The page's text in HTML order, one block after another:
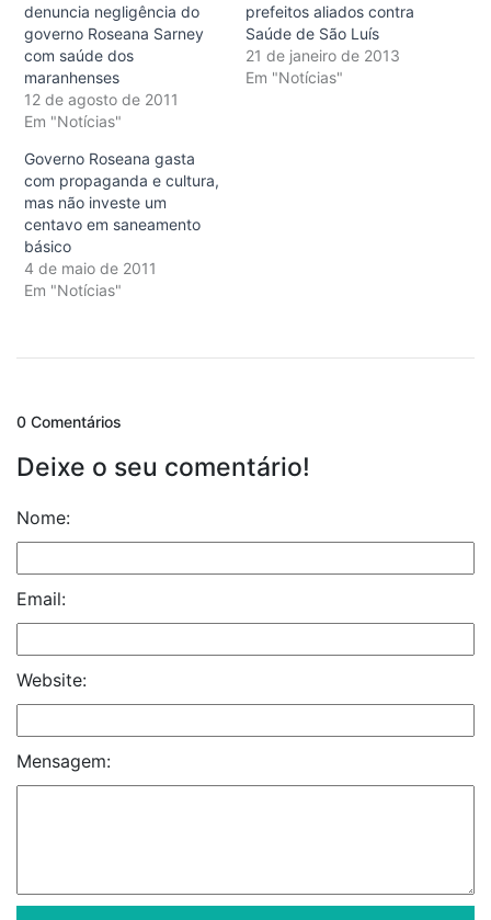
denuncia negligência do
governo Roseana Sarney
com saúde dos
maranhenses
12 de agosto de 2011
Em "Notícias"
prefeitos aliados contra
Saúde de São Luís
21 de janeiro de 2013
Em "Notícias"
Governo Roseana gasta
com propaganda e cultura,
mas não investe um
centavo em saneamento
básico
4 de maio de 2011
Em "Notícias"
0 Comentários
Deixe o seu comentário!
Nome:
Email:
Website:
Mensagem: